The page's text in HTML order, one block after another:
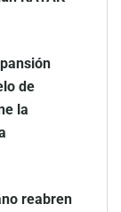
de
la
reabren